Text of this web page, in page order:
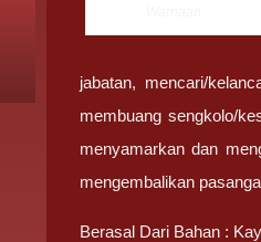
jabatan, mencari/
membuang sengkolo/
menyamarkan dan
mengembalikan
Berasal Dari Bahan :